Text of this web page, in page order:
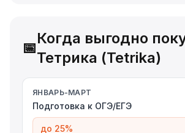
📅
Когда выгодно
Тетрика (Tetrika)
ЯНВАРЬ-МАРТ
Подготовка к ОГЭ/ЕГЭ
до 25%